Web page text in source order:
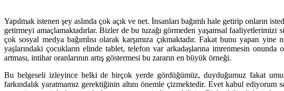
Yapılmak istenen şey aslında çok açık ve net. İnsanları bağımlı hale getirip onların
getirmeyi amaçlamaktadırlar. Bizler de bu tuzağı görmeden yaşamsal faaliyetlerimizi
çok sosyal medya bağımlısı olarak karşımıza çıkmaktadır. Fakat bunu yapan
yaşlarındaki çocukların elinde tablet, telefon var arkadaşlarına imrenmesin
artması, intihar oranlarının artış göstermesi bu zararın en büyük örneği.
Bu belgeseli izleyince belki de birçok yerde gördüğümüz, duyduğumuz fakat
farkındalık yaratmamız gerektiğinin altını önemle çizmektedir. Evet kabul